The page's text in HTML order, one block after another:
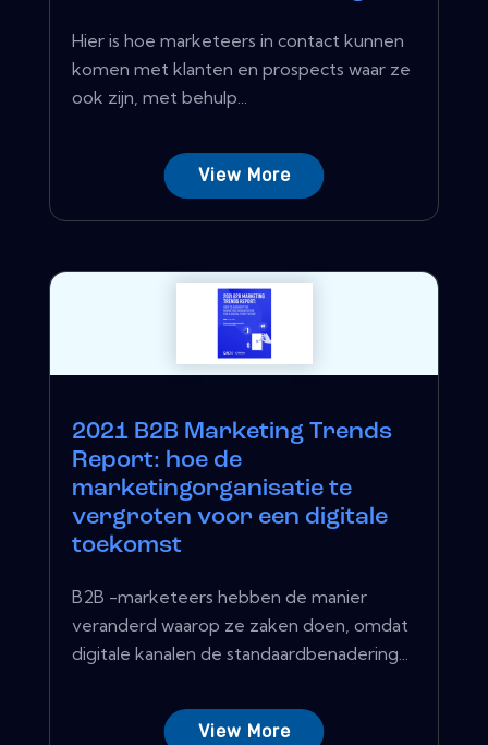
Hier is hoe marketeers in contact kunnen
komen met klanten en prospects waar ze
ook zijn, met behulp...
View More
2021 B2B Marketing Trends
Report: hoe de
marketingorganisatie te
vergroten voor een digitale
toekomst
B2B -marketeers hebben de manier
veranderd waarop ze zaken doen, omdat
digitale kanalen de standaardbenadering...
View More